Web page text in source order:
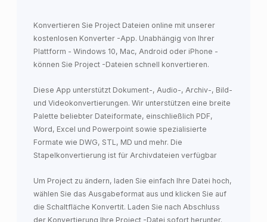
Konvertieren Sie Project Dateien online mit unserer
kostenlosen Konverter -App. Unabhängig von Ihrer
Plattform - Windows 10, Mac, Android oder iPhone -
können Sie Project -Dateien schnell konvertieren.
Diese App unterstützt Dokument-, Audio-, Archiv-, Bild-
und Videokonvertierungen. Wir unterstützen eine breite
Palette beliebter Dateiformate, einschließlich PDF,
Word, Excel und Powerpoint sowie spezialisierte
Formate wie DWG, STL, MD und mehr. Die
Stapelkonvertierung ist für Archivdateien verfügbar
Um Project zu ändern, laden Sie einfach Ihre Datei hoch,
wählen Sie das Ausgabeformat aus und klicken Sie auf
die Schaltfläche Konvertit. Laden Sie nach Abschluss
der Konvertierung Ihre Project -Datei sofort herunter.